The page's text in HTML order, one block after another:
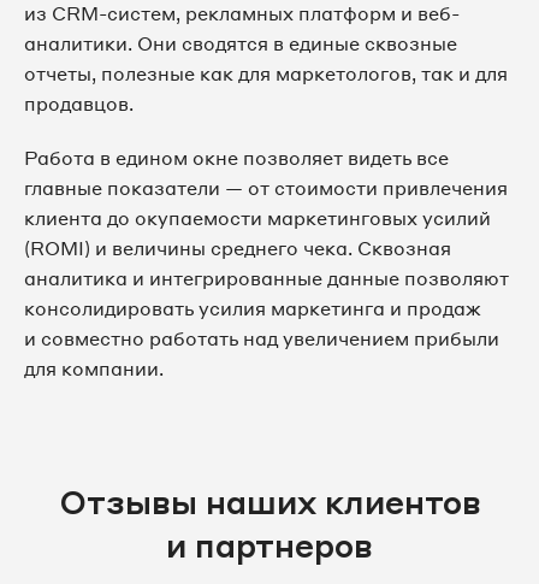
из CRM-систем, рекламных платформ и веб-
аналитики. Они сводятся в единые сквозные
отчеты, полезные как для маркетологов, так и для
продавцов.
Работа в едином окне позволяет видеть все
главные показатели — от стоимости привлечения
клиента до окупаемости маркетинговых усилий
(ROMI) и величины среднего чека. Сквозная
аналитика и интегрированные данные позволяют
консолидировать усилия маркетинга и продаж
и совместно работать над увеличением прибыли
для компании.
Отзывы наших клиентов
и партнеров